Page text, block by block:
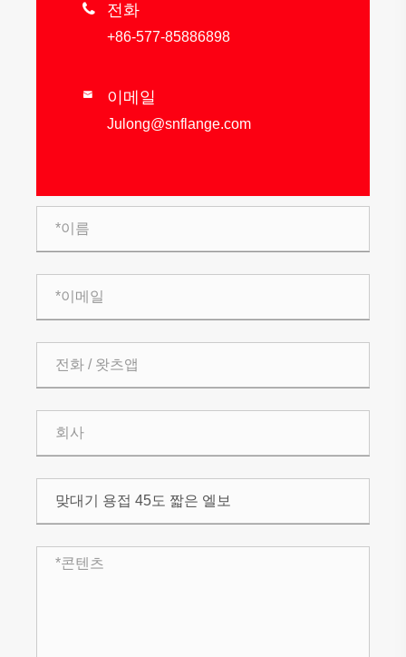
 전화
+86-577-85886898
 이메일
Julong@snflange.com